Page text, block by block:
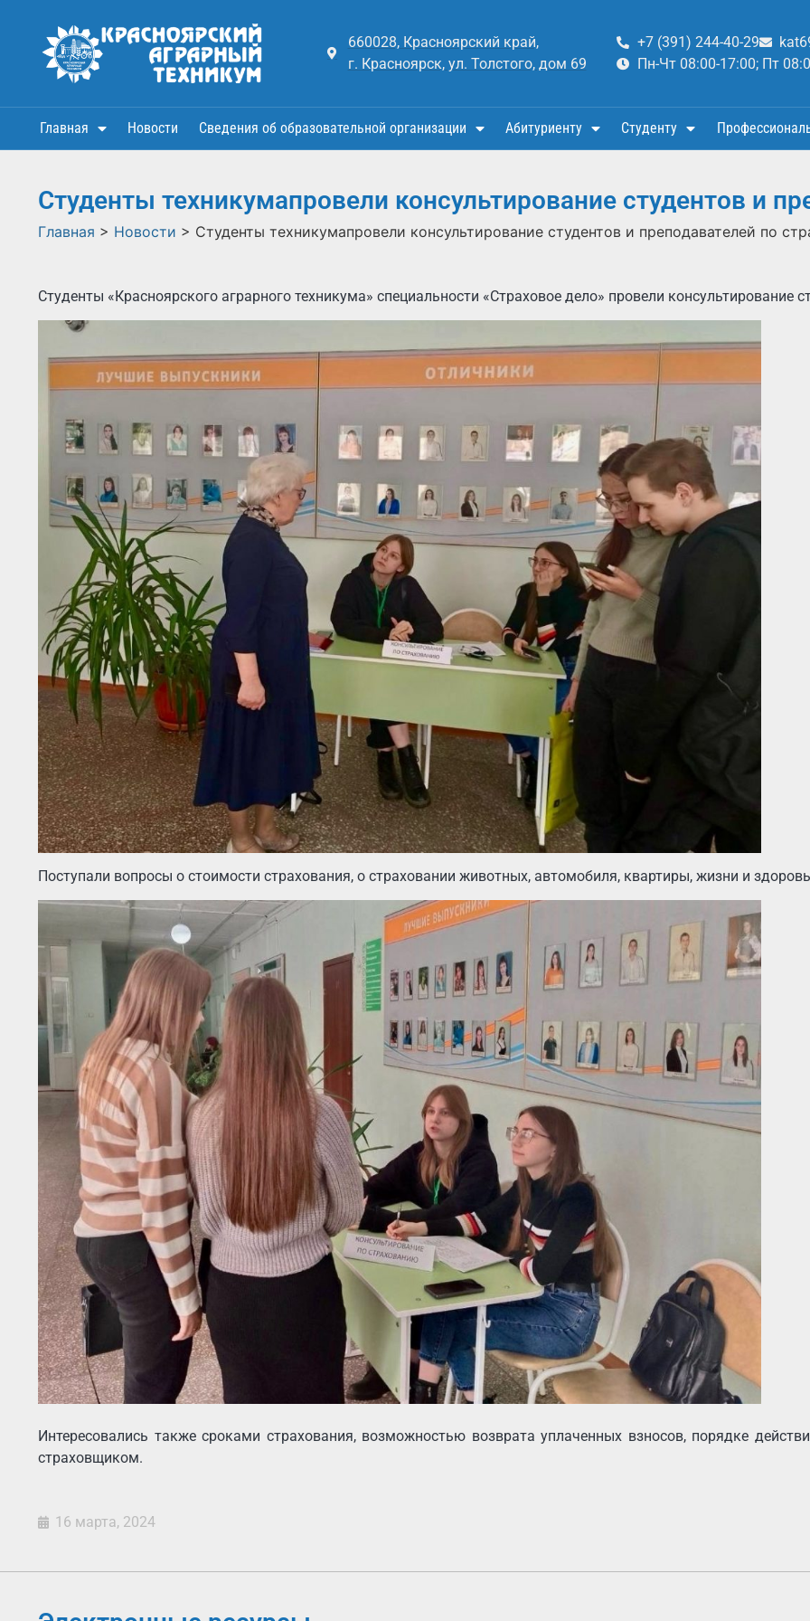
660028, Красноярский край,
г. Красноярск, ул. Толстого, дом 69
+7 (391) 244-40-29
Пн-Чт 08:00-17:00; Пт
Главная Новости Сведения об образовательной организации Абитуриенту Студенту
Студенты техникумапровели консультирование студентов и
Главная > Новости > Студенты техникумапровели консультирование студентов и преподавателей по
Студенты «Красноярского аграрного техникума» специальности «Страховое дело» провели консультирование
Поступали вопросы о стоимости страхования, о страховании животных, автомобиля, квартиры, жизни и
Интересовались также сроками страхования, возможностью возврата уплаченных взносов, порядке
страховщиком.
16 марта, 2024